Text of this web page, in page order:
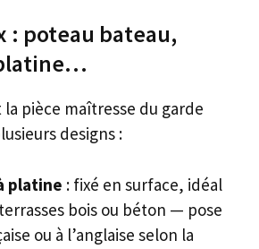
: poteau bateau,
la pièce maîtresse du garde
designs :
platine : fixé en surface, idéal
bois ou béton — pose
ou à l’anglaise selon la